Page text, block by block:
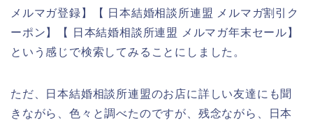
メルマガ登録】【 日本結婚相談所連盟 メルマガ割引ク
ーポン】【 日本結婚相談所連盟 メルマガ年末セール】
という感じで検索してみることにしました。
ただ、日本結婚相談所連盟のお店に詳しい友達にも聞
きながら、色々と調べたのですが、残念ながら、日本